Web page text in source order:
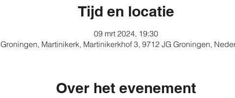
Tijd en locatie
09 mrt 2024, 19:30
Groningen, Martinikerk, Martinikerkhof 3, 9712 JG Groningen,
Over het evenement